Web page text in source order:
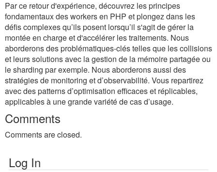
Par ce retour d'expérience, découvrez les principes
fondamentaux des workers en PHP et plongez dans les
défis complexes qu’ils posent lorsqu’il s'agit de gérer la
montée en charge et d'accélérer les traitements. Nous
aborderons des problématiques-clés telles que les collisions
et leurs solutions avec la gestion de la mémoire partagée ou
le sharding par exemple. Nous aborderons aussi des
stratégies de monitoring et d’observabilité. Vous repartirez
avec des patterns d’optimisation efficaces et réplicables,
applicables à une grande variété de cas d’usage.
Comments
Comments are closed.
Log In